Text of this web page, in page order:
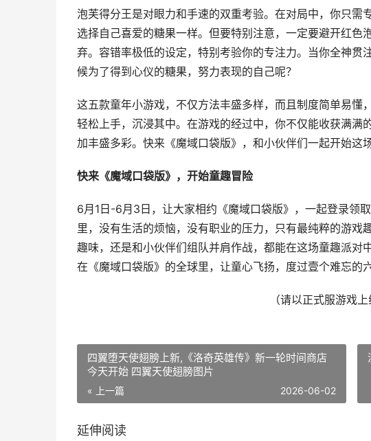
泡芙得分王是对眼力和手速的双重考验。在对局中，你只需
选择自己喜爱的糖果一样。但要特别注意，一定要避开红
弃。容错率极低的设定，特别考验你的专注力。当你全神
候为了得到心仪的糖果，努力表现的自己呢？
这五款童年小游戏，不仅方法丰盛多样，而且制度简单易
轻松上手，沉浸其中。在游戏的经过中，你不仅能收获满满
加丰盛多彩。快来《魔域口袋版》，和小伙伴们一起开始这
快来《魔域口袋版》，开始童趣冒险
6月1日-6月3日，让大家相约《魔域口袋版》，一起登录领
里，没有生活的烦恼，没有职业的压力，只有最纯粹的游
趣味，还是和小伙伴们组队并肩作战，都能在这场童趣派
在《魔域口袋版》的全球里，让童心飞扬，度过壹个难忘的
（请以正式服游戏上
四翼堕天使翅膀上新,《洛奇英雄传》新一轮时间商店
今天开始 四翼天使翅膀图片
« 上一篇 2026-06-02
延伸阅读